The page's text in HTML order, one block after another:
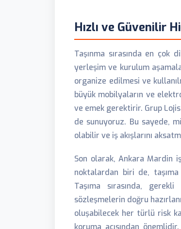
Hızlı ve Güvenilir
Taşınma sırasında en
yerleşim ve kurulum
organize edilmesi ve
büyük mobilyaların ve
ve emek gerektirir. Grup
de sunuyoruz. Bu sayede,
olabilir ve iş akışlarını
Son olarak, Ankara Mardin
noktalardan biri de,
Taşıma sırasında,
sözleşmelerin doğru
oluşabilecek her türlü risk
koruma açısından